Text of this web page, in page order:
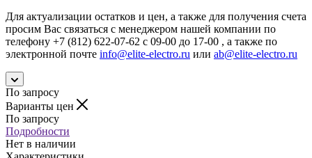
Для актуализации остатков и цен, а также для получения счета
просим Вас связаться с менеджером нашей компании по
телефону +7 (812) 622-07-62 с 09-00 до 17-00 , а также по
электронной почте info@elite-electro.ru или ab@elite-electro.ru
По запросу
Варианты цен
По запросу
Подробности
Нет в наличии